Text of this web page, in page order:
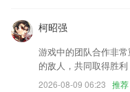
柯昭强
游戏中的团队合作非
的敌人，共同取得胜利
2026-08-09 06:23 推荐